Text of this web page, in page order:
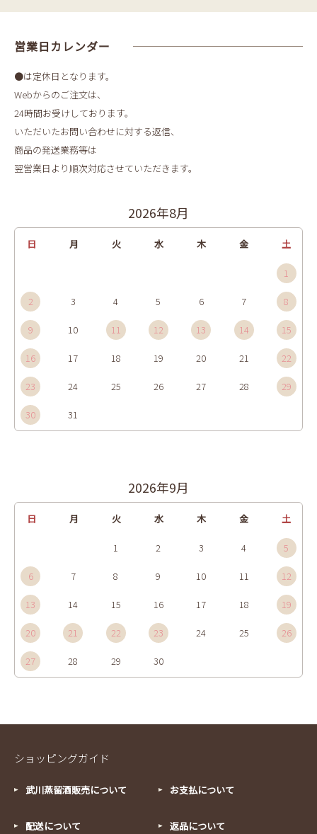
営業日カレンダー
●は定休日となります。
Webからのご注文は、
24時間お受けしております。
いただいたお問い合わせに対する返信、
商品の発送業務等は
翌営業日より順次対応させていただきます。
2026年8月
日 月 火 水 木 金 土
1
2 3 4 5 6 7 8
9 10 11 12 13 14 15
16 17 18 19 20 21 22
23 24 25 26 27 28 29
30 31
2026年9月
日 月 火 水 木 金 土
1 2 3 4 5
6 7 8 9 10 11 12
13 14 15 16 17 18 19
20 21 22 23 24 25 26
27 28 29 30
ショッピングガイド
武川蒸留酒販売について お支払について
配送について 返品について